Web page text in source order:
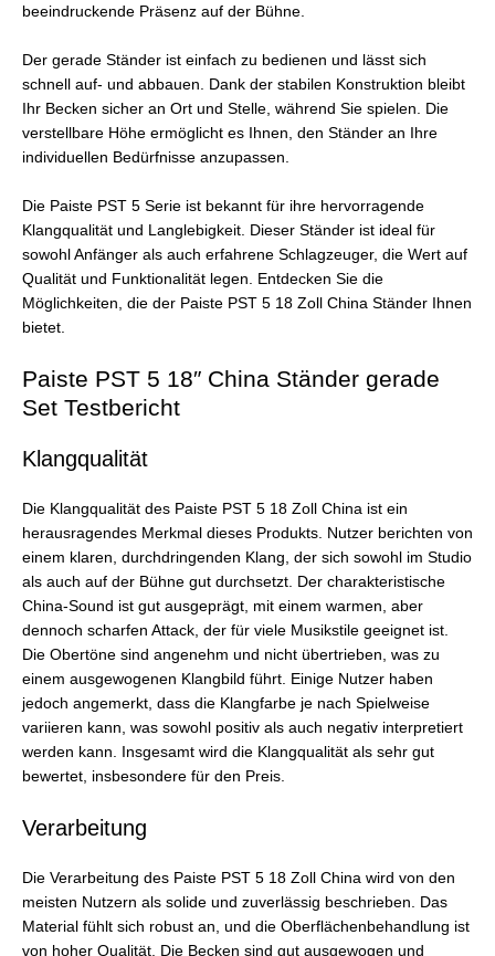
beeindruckende Präsenz auf der Bühne.
Der gerade Ständer ist einfach zu bedienen und lässt sich
schnell auf- und abbauen. Dank der stabilen Konstruktion bleibt
Ihr Becken sicher an Ort und Stelle, während Sie spielen. Die
verstellbare Höhe ermöglicht es Ihnen, den Ständer an Ihre
individuellen Bedürfnisse anzupassen.
Die Paiste PST 5 Serie ist bekannt für ihre hervorragende
Klangqualität und Langlebigkeit. Dieser Ständer ist ideal für
sowohl Anfänger als auch erfahrene Schlagzeuger, die Wert auf
Qualität und Funktionalität legen. Entdecken Sie die
Möglichkeiten, die der Paiste PST 5 18 Zoll China Ständer Ihnen
bietet.
Paiste PST 5 18″ China Ständer gerade
Set Testbericht
Klangqualität
Die Klangqualität des Paiste PST 5 18 Zoll China ist ein
herausragendes Merkmal dieses Produkts. Nutzer berichten von
einem klaren, durchdringenden Klang, der sich sowohl im Studio
als auch auf der Bühne gut durchsetzt. Der charakteristische
China-Sound ist gut ausgeprägt, mit einem warmen, aber
dennoch scharfen Attack, der für viele Musikstile geeignet ist.
Die Obertöne sind angenehm und nicht übertrieben, was zu
einem ausgewogenen Klangbild führt. Einige Nutzer haben
jedoch angemerkt, dass die Klangfarbe je nach Spielweise
variieren kann, was sowohl positiv als auch negativ interpretiert
werden kann. Insgesamt wird die Klangqualität als sehr gut
bewertet, insbesondere für den Preis.
Verarbeitung
Die Verarbeitung des Paiste PST 5 18 Zoll China wird von den
meisten Nutzern als solide und zuverlässig beschrieben. Das
Material fühlt sich robust an, und die Oberflächenbehandlung ist
von hoher Qualität. Die Becken sind gut ausgewogen und